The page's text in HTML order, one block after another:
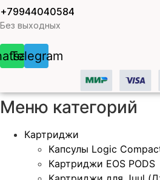
+79944040584
Без выходных
Telegram
Меню категорий
Картриджи
Капсулы Logic
Картриджи EOS PODS